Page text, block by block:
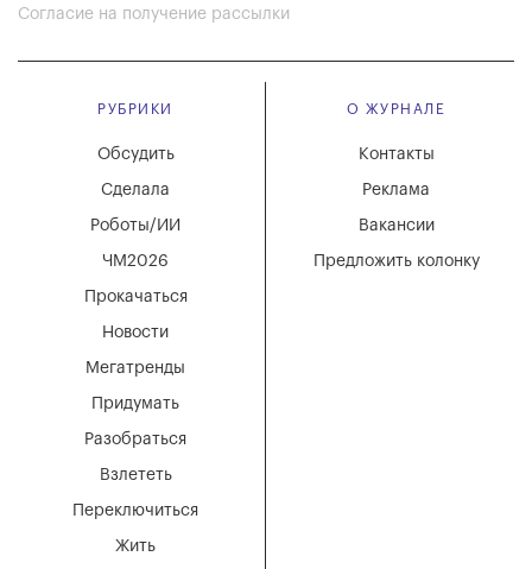
Согласие на получение рассылки
РУБРИКИ
Мегатренды
Придумать
Разобраться
Взлететь
Новости
Переключиться
Жить
Обсудить
Сделала
Роботы/ИИ
ЧМ2026
Прокачаться
О ЖУРНАЛЕ
Вакансии
Реклама
Контакты
Предложить колонку